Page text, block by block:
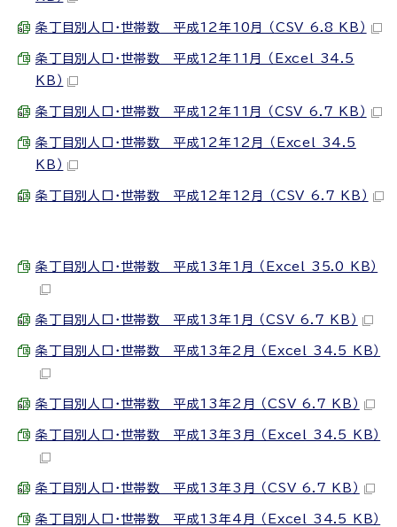
条丁目別人口・世帯数 平成12年10月 （CSV 6.8 KB）
条丁目別人口・世帯数 平成12年11月 （Excel 34.5
KB）
条丁目別人口・世帯数 平成12年11月 （CSV 6.7 KB）
条丁目別人口・世帯数 平成12年12月 （Excel 34.5
KB）
条丁目別人口・世帯数 平成12年12月 （CSV 6.7 KB）
条丁目別人口・世帯数 平成13年1月 （Excel 35.0 KB）
条丁目別人口・世帯数 平成13年1月 （CSV 6.7 KB）
条丁目別人口・世帯数 平成13年2月 （Excel 34.5 KB）
条丁目別人口・世帯数 平成13年2月 （CSV 6.7 KB）
条丁目別人口・世帯数 平成13年3月 （Excel 34.5 KB）
条丁目別人口・世帯数 平成13年3月 （CSV 6.7 KB）
条丁目別人口・世帯数 平成13年4月 （Excel 34.5 KB）